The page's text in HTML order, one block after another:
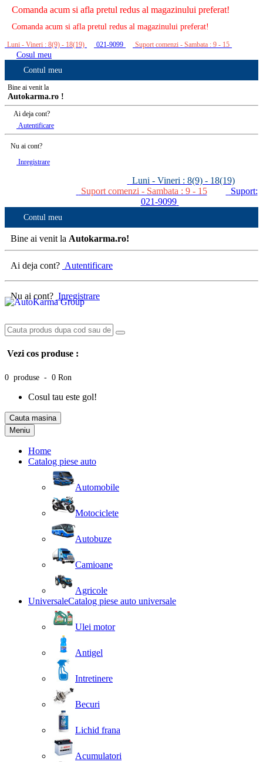
Comanda acum si afla pretul redus al magazinului preferat!
Comanda acum si afla pretul redus al magazinului preferat!
Luni - Vineri : 8(9) - 18(19) 021-9099 Suport comenzi - Sambata : 9 - 15
Cosul meu
Contul meu
Bine ai venit la
Autokarma.ro !
Ai deja cont?
Autentificare
Nu ai cont?
Inregistrare
Luni - Vineri : 8(9) - 18(19)
Suport comenzi - Sambata : 9 - 15
Suport:
021-9099
Contul meu
Bine ai venit la Autokarma.ro!
Ai deja cont? Autentificare
Nu ai cont? Inregistrare
Vezi cos produse :
0 produse - 0 Ron
Cosul tau este gol!
Cauta masina
Meniu
Home
Catalog piese auto
Automobile
Motociclete
Autobuze
Camioane
Agricole
UniversaleCatalog piese auto universale
Ulei motor
Antigel
Intretinere
Becuri
Lichid frana
Acumulatori